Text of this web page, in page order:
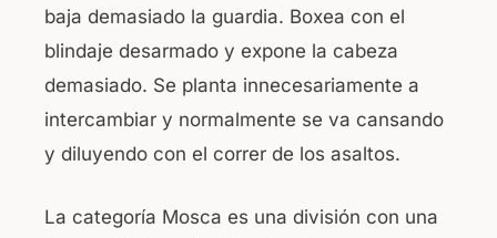
baja demasiado la guardia. Boxea con el
blindaje desarmado y expone la cabeza
demasiado. Se planta innecesariamente a
intercambiar y normalmente se va cansando
y diluyendo con el correr de los asaltos.
La categoría Mosca es una división con una